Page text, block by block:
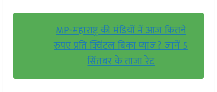
MP-महाराष्ट्र की मंडियों में आज कितने
रुपए प्रति क्विंटल बिका प्याज? जानें 5
सिंतबर के ताजा रेट